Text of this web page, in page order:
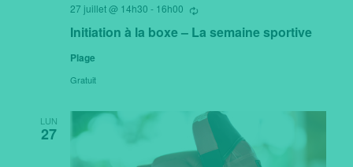
Initiation à la boxe – La semaine sportive
27 juillet @ 14h30 - 16h00
Se
Plage
Gratuit
LUN
27